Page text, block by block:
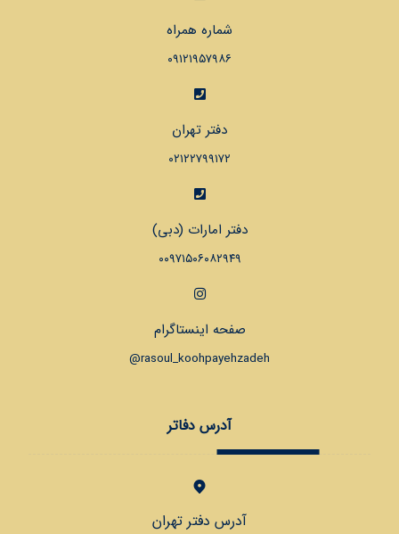
شماره همراه
۰۹۱۲۱۹۵۷۹۸۶
دفتر تهران
۰۲۱۲۲۷۹۹۱۷۲
دفتر امارات (دبی)
۰۰۹۷۱۵۰۶۰۸۲۹۴۹
صفحه اینستاگرام
rasoul_koohpayehzadeh@
آدرس دفاتر
آدرس دفتر تهران